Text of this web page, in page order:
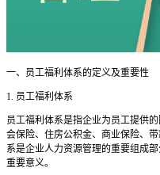
一、员工福利体系的定义及重要性
1. 员工福利体系
员工福利体系是指企业为员工提供
会保险、住房公积金、商业保险、
系是企业人力资源管理的重要组成
重要意义。